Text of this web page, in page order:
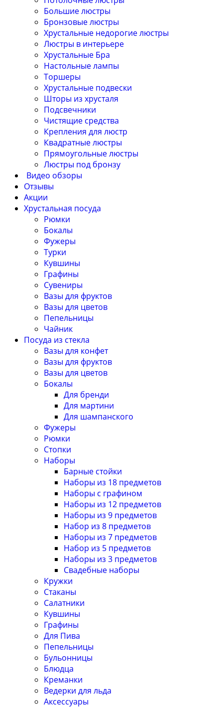
Большие люстры
Бронзовые люстры
Хрустальные недорогие люстры
Люстры в интерьере
Хрустальные Бра
Настольные лампы
Торшеры
Хрустальные подвески
Шторы из хрусталя
Подсвечники
Чистящие средства
Крепления для люстр
Квадратные люстры
Прямоугольные люстры
Люстры под бронзу
Видео обзоры
Отзывы
Акции
Хрустальная посуда
Рюмки
Бокалы
Фужеры
Турки
Кувшины
Графины
Сувениры
Вазы для фруктов
Вазы для цветов
Пепельницы
Чайник
Посуда из стекла
Вазы для конфет
Вазы для фруктов
Вазы для цветов
Бокалы
Для бренди
Для мартини
Для шампанского
Фужеры
Рюмки
Стопки
Наборы
Барные стойки
Наборы из 18 предметов
Наборы с графином
Наборы из 12 предметов
Наборы из 9 предметов
Набор из 8 предметов
Наборы из 7 предметов
Набор из 5 предметов
Наборы из 3 предметов
Свадебные наборы
Кружки
Стаканы
Салатники
Кувшины
Графины
Для Пива
Пепельницы
Бульонницы
Блюдца
Креманки
Ведерки для льда
Аксессуары